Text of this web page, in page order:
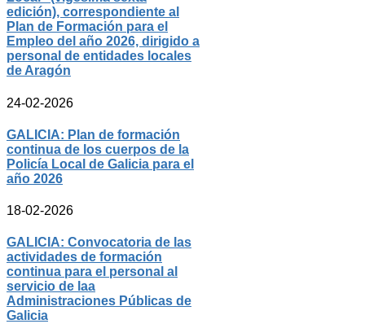
edición), correspondiente al
Plan de Formación para el
Empleo del año 2026, dirigido a
personal de entidades locales
de Aragón
24-02-2026
GALICIA: Plan de formación
continua de los cuerpos de la
Policía Local de Galicia para el
año 2026
18-02-2026
GALICIA: Convocatoria de las
actividades de formación
continua para el personal al
servicio de laa
Administraciones Públicas de
Galicia